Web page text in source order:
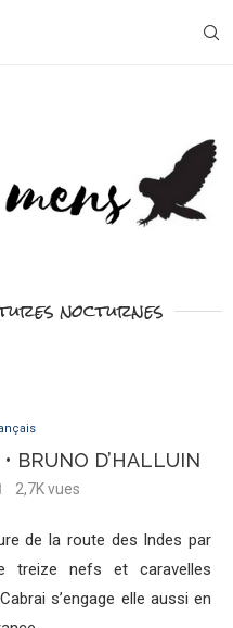
nocturnes
BRUNO D’HALLUIN
2,7Kvues
de la route des Indes par
treize nefs et caravelles
s’engage elle aussi en